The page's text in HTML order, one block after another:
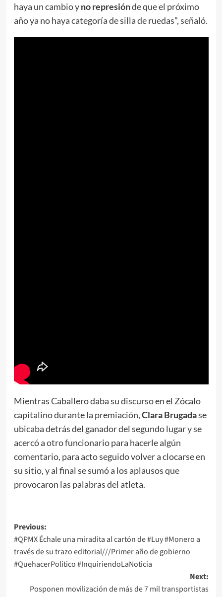
haya un cambio yno represiónde que el próximo
año ya no haya categoría de silla de ruedas”, señaló.
Mientras Caballero daba su discurso en el Zócalo
capitalino durante la premiación,Clara Brugadase
ubicaba detrás del ganador del segundo lugar y se
acercó a otro funcionario para hacerle algún
comentario, para acto seguido volver a clocarse en
su sitio, y al final se sumó a los aplausos que
provocaron las palabras del atleta.
Post
navigation
Previous:
#QPMX Échale una miradita al cartón de #Luy #Monero a
través de su trazo editorial///Primer año de gobierno
#QuehacerPolitico #InquiriendoLaNoticia
Next:
Posponen movilización de más de 7 mil transportistas